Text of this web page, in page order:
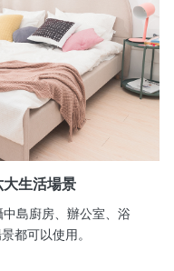
生活場景
島廚房、辦公室、浴
都可以使用。